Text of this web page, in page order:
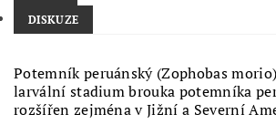
DISKUZE
Potemník peruánský (Zophobas
larvální stadium brouka potemníka
rozšířen zejména v Jižní a Severní